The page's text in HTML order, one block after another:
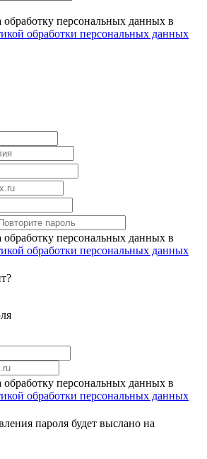
обработку персональных данных в
обработки персональных данных
обработку персональных данных в
обработки персональных данных
обработку персональных данных в
обработки персональных данных
пароля будет выслано на